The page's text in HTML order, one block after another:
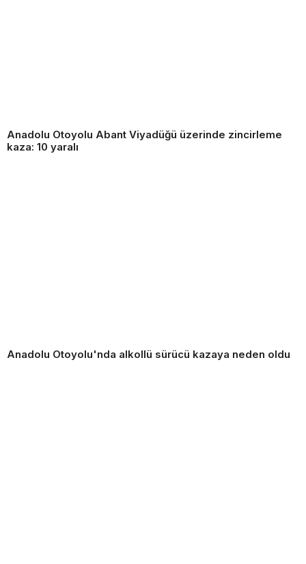
Anadolu Otoyolu Abant Viyadüğü üzerinde zincirleme
kaza: 10 yaralı
Anadolu Otoyolu'nda alkollü sürücü kazaya neden oldu